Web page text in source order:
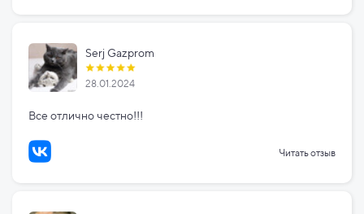
Serj Gazprom
28.01.2024
Все отлично честно!!!
Читать отзыв